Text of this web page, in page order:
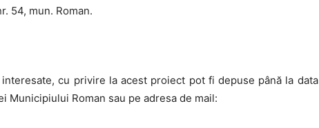
54, mun. Roman.
cu privire la acest proiect pot fi depuse până la data
Municipiului Roman sau pe adresa de mail: